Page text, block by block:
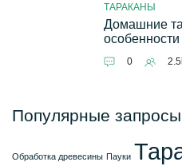
ТАРАКАНЫ
Домашние
особенности
0
Популярные запросы
Обработка древесины Пауки